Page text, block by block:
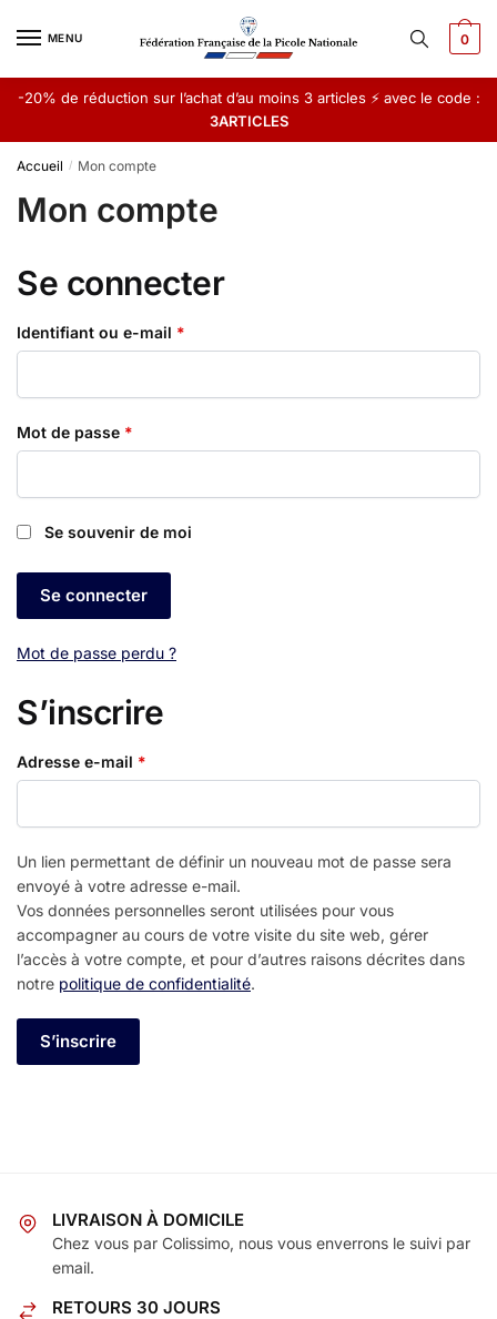
MENU 0
-20% de réduction sur l’achat d’au moins 3 articles ⚡ avec le code :
3ARTICLES
Accueil / Mon compte
Mon compte
Se connecter
Identifiant ou e-mail *
Mot de passe *
Se souvenir de moi
Se connecter
Mot de passe perdu ?
S’inscrire
Adresse e-mail *
Un lien permettant de définir un nouveau mot de passe sera
envoyé à votre adresse e-mail.
Vos données personnelles seront utilisées pour vous
accompagner au cours de votre visite du site web, gérer
l’accès à votre compte, et pour d’autres raisons décrites dans
notre politique de confidentialité.
S’inscrire
LIVRAISON À DOMICILE
Chez vous par Colissimo, nous vous enverrons le suivi par
email.
RETOURS 30 JOURS